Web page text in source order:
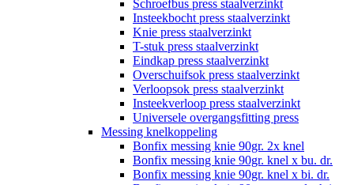
Schroefbus press staalverzinkt
Insteekbocht press staalverzinkt
Knie press staalverzinkt
T-stuk press staalverzinkt
Eindkap press staalverzinkt
Overschuifsok press staalverzinkt
Verloopsok press staalverzinkt
Insteekverloop press staalverzinkt
Universele overgangsfitting press
Messing knelkoppeling
Bonfix messing knie 90gr. 2x knel
Bonfix messing knie 90gr. knel x bu. dr.
Bonfix messing knie 90gr. knel x bi. dr.